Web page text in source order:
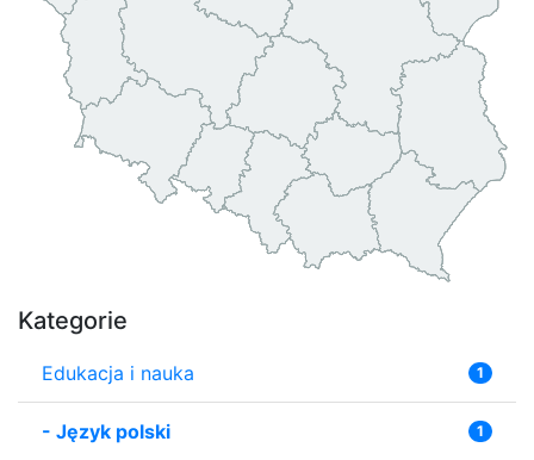
Kategorie
Edukacja i nauka 1
- Język polski 1